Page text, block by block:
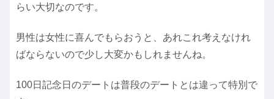
らい大切なのです。
男性は女性に喜んでもらおうと、あれこれ考えなけれ
ばならないので少し大変かもしれませんね。
100日記念日のデートは普段のデートとは違って特別で